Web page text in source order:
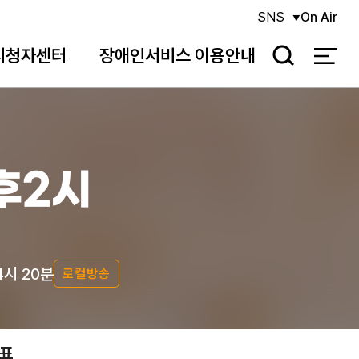
청자센터 장애인서비스 이용안내
SNS On Air
검
2시
시 20분 로컬방송